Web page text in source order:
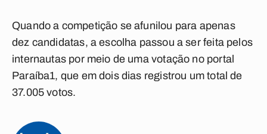
Quando a competição se afunilou para apenas
dez candidatas, a escolha passou a ser feita pelos
internautas por meio de uma votação no portal
Paraíba1, que em dois dias registrou um total de
37.005 votos.